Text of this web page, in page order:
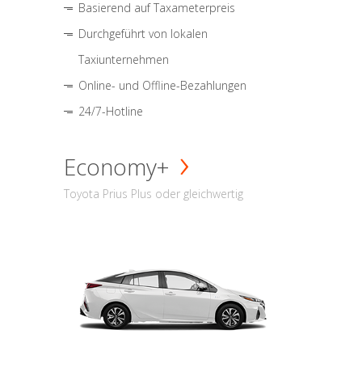
Basierend auf Taxameterpreis
Durchgeführt von lokalen
Taxiunternehmen
Online- und Offline-Bezahlungen
24/7-Hotline
Economy+
Toyota Prius Plus oder gleichwertig